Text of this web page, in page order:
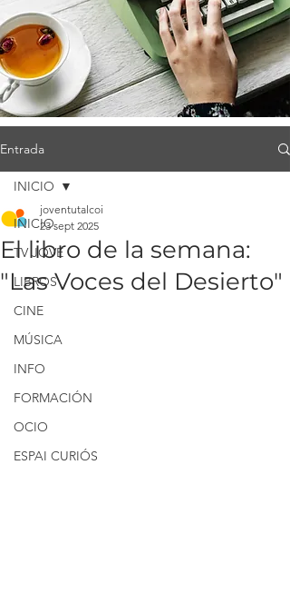
Entrada
INICIO
TV JOVE
LIBROS
CINE
MÚSICA
INFO
FORMACIÓN
OCIO
ESPAI CURIÓS
INICIO
El libro de la semana:
"Las Voces del Desierto"
joventutalcoi
23 sept 2025